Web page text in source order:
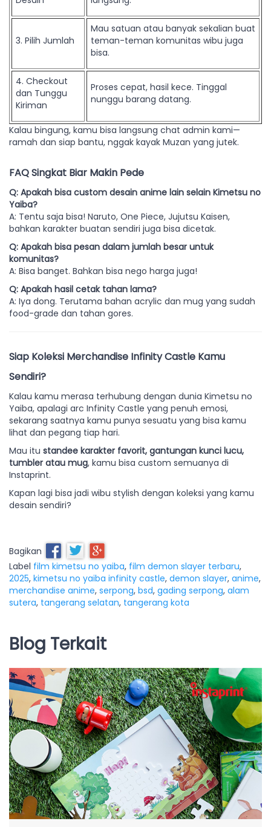
3. Pilih Jumlah
Mau satuan atau banyak sekalian buat
teman-teman komunitas wibu juga
bisa.
4. Checkout
dan Tunggu
Kiriman
Proses cepat, hasil kece. Tinggal
nunggu barang datang.
Kalau bingung, kamu bisa langsung chat admin kami—
ramah dan siap bantu, nggak kayak Muzan yang jutek.
FAQ Singkat Biar Makin Pede
Q: Apakah bisa custom desain anime lain selain Kimetsu no
Yaiba?
A: Tentu saja bisa! Naruto, One Piece, Jujutsu Kaisen,
bahkan karakter buatan sendiri juga bisa dicetak.
Q: Apakah bisa pesan dalam jumlah besar untuk
komunitas?
A: Bisa banget. Bahkan bisa nego harga juga!
Q: Apakah hasil cetak tahan lama?
A: Iya dong. Terutama bahan acrylic dan mug yang sudah
food-grade dan tahan gores.
Siap Koleksi Merchandise Infinity Castle Kamu
Sendiri?
Kalau kamu merasa terhubung dengan dunia Kimetsu no
Yaiba, apalagi arc Infinity Castle yang penuh emosi,
sekarang saatnya kamu punya sesuatu yang bisa kamu
lihat dan pegang tiap hari.
Mau itu standee karakter favorit, gantungan kunci lucu,
tumbler atau mug, kamu bisa custom semuanya di
Instaprint.
Kapan lagi bisa jadi wibu stylish dengan koleksi yang kamu
desain sendiri?
Bagikan
Label film kimetsu no yaiba, film demon slayer terbaru,
2025, kimetsu no yaiba infinity castle, demon slayer, anime,
merchandise anime, serpong, bsd, gading serpong, alam
sutera, tangerang selatan, tangerang kota
Blog Terkait